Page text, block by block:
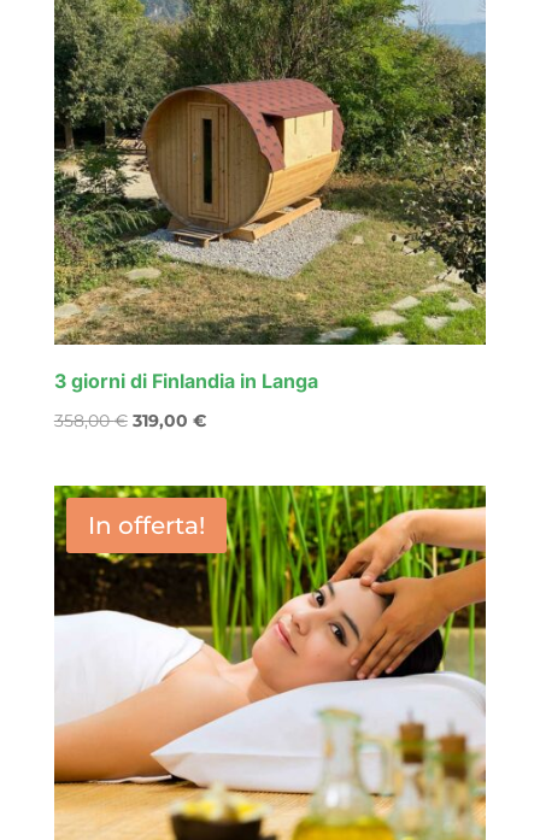
3 giorni di Finlandia in Langa
358,00€ Il
era:
358,00 €.
319,00 €Il
è:
319,00 €.
In offerta!